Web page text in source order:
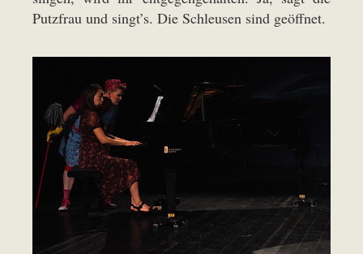
Putzfrau und singt’s. Die Schleusen sind geöffnet.